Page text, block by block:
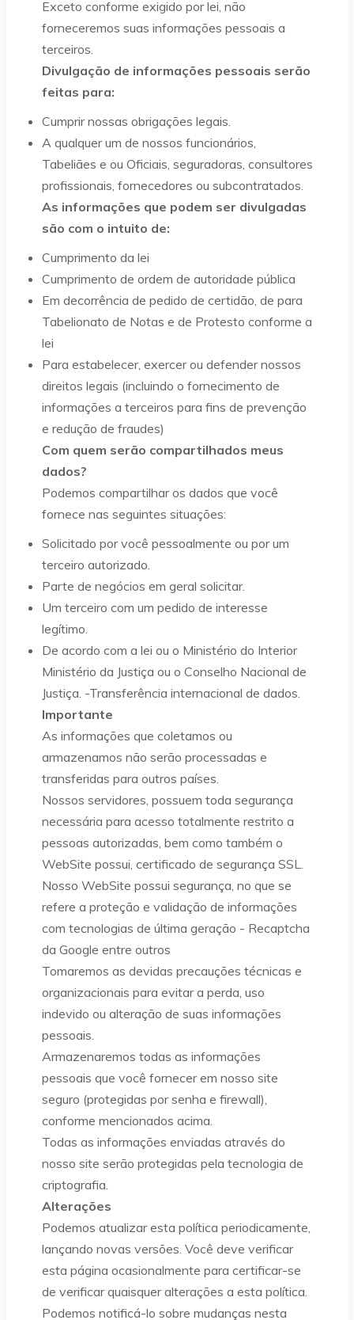
Exceto conforme exigido por lei, não
forneceremos suas informações pessoais a
terceiros.
Divulgação de informações pessoais serão
feitas para:
Cumprir nossas obrigações legais.
A qualquer um de nossos funcionários,
Tabeliães e ou Oficiais, seguradoras, consultores
profissionais, fornecedores ou subcontratados.
As informações que podem ser divulgadas
são com o intuito de:
Cumprimento da lei
Cumprimento de ordem de autoridade pública
Em decorrência de pedido de certidão, de para
Tabelionato de Notas e de Protesto conforme a
lei
Para estabelecer, exercer ou defender nossos
direitos legais (incluindo o fornecimento de
informações a terceiros para fins de prevenção
e redução de fraudes)
Com quem serão compartilhados meus
dados?
Podemos compartilhar os dados que você
fornece nas seguintes situações:
Solicitado por você pessoalmente ou por um
terceiro autorizado.
Parte de negócios em geral solicitar.
Um terceiro com um pedido de interesse
legítimo.
De acordo com a lei ou o Ministério do Interior
Ministério da Justiça ou o Conselho Nacional de
Justiça. -Transferência internacional de dados.
Importante
As informações que coletamos ou
armazenamos não serão processadas e
transferidas para outros países.
Nossos servidores, possuem toda segurança
necessária para acesso totalmente restrito a
pessoas autorizadas, bem como também o
WebSite possui, certificado de segurança SSL.
Nosso WebSite possui segurança, no que se
refere a proteção e validação de informações
com tecnologias de última geração - Recaptcha
da Google entre outros
Tomaremos as devidas precauções técnicas e
organizacionais para evitar a perda, uso
indevido ou alteração de suas informações
pessoais.
Armazenaremos todas as informações
pessoais que você fornecer em nosso site
seguro (protegidas por senha e firewall),
conforme mencionados acima.
Todas as informações enviadas através do
nosso site serão protegidas pela tecnologia de
criptografia.
Alterações
Podemos atualizar esta política periodicamente,
lançando novas versões. Você deve verificar
esta página ocasionalmente para certificar-se
de verificar quaisquer alterações a esta política.
Podemos notificá-lo sobre mudanças nesta